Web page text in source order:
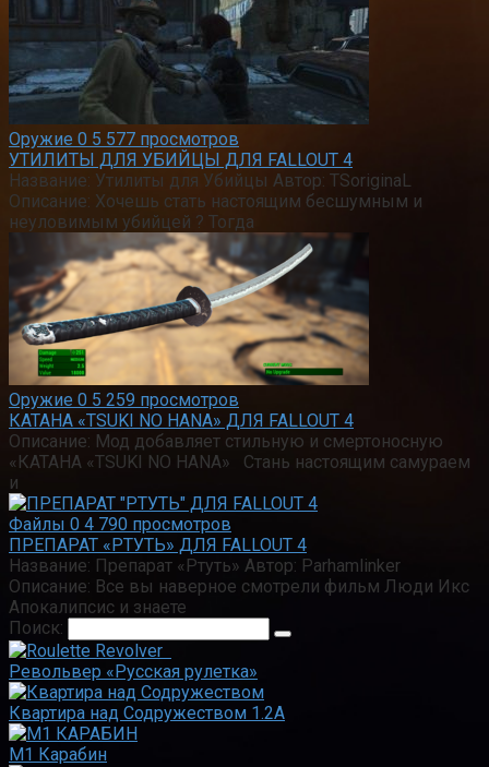
Оружие 0 5 577 просмотров
УТИЛИТЫ ДЛЯ УБИЙЦЫ ДЛЯ FALLOUT 4
Название: Утилиты для Убийцы Автор: TSoriginaL
Описание: Хочешь стать настоящим бесшумным и
неуловимым убийцей ? Тогда
Оружие 0 5 259 просмотров
КАТАНА «TSUKI NO HANA» ДЛЯ FALLOUT 4
Описание: Мод добавляет стильную и смертоносную
«КАТАНА «TSUKI NO HANA» Стань настоящим самураем
и
Файлы 0 4 790 просмотров
ПРЕПАРАТ «РТУТЬ» ДЛЯ FALLOUT 4
Название: Препарат «Ртуть» Автор: Parhamlinker
Описание: Все вы наверное смотрели фильм Люди Икс
Апокалипсис и знаете
Поиск:
Револьвер «Русская рулетка»
Квартира над Содружеством 1.2A
M1 Карабин